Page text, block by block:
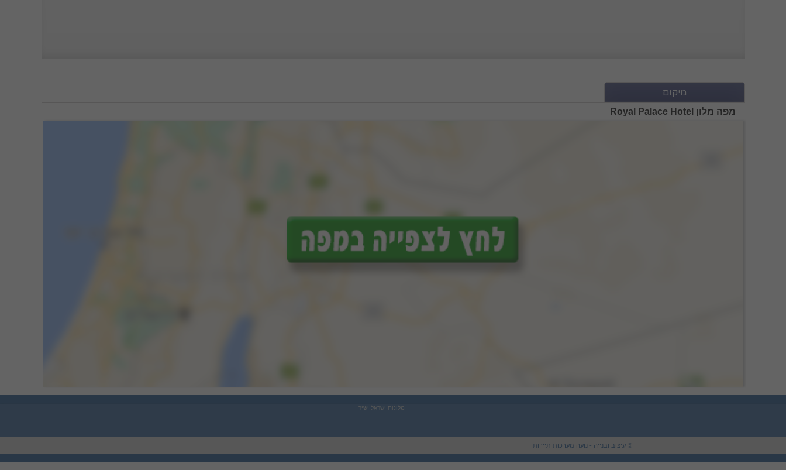
מיקום
מפה מלון Royal Palace Hotel
מלונות ישראל ישיר
© עיצוב ובנייה - נועה מערכות תיירות